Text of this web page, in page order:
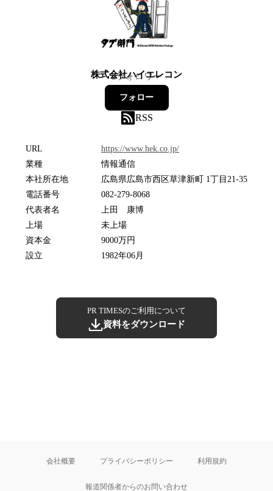
株式会社ハイエレコン
2フォロワー
フォロー
RSS
URL
https://www.hek.co.jp/
業種
情報通信
本社所在地
広島県広島市西区草津新町 1丁目21-35
電話番号
082-279-8068
代表者名
上田 康博
上場
未上場
資本金
9000万円
設立
1982年06月
PR TIMESのご利用について
資料をダウンロード
会社概要 プライバシーポリシー 利用規約
報道関係者からのお問い合わせ